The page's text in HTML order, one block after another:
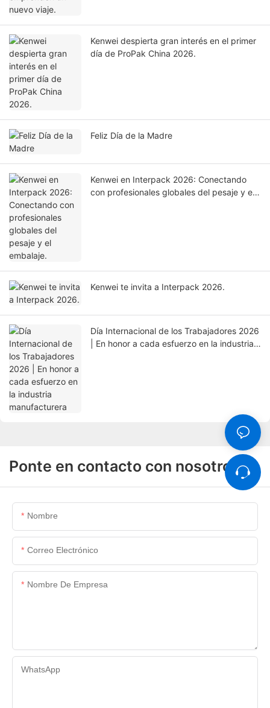
Kenwei despierta gran interés en el primer
día de ProPak China 2026.
Feliz Día de la Madre
Kenwei en Interpack 2026: Conectando
con profesionales globales del pesaje y el
Kenwei te invita a Interpack 2026.
Día Internacional de los Trabajadores 2026
| En honor a cada esfuerzo en la industria
Ponte en contacto con nosotros
Nombre
Correo Electrónico
Nombre De Empresa
WhatsApp